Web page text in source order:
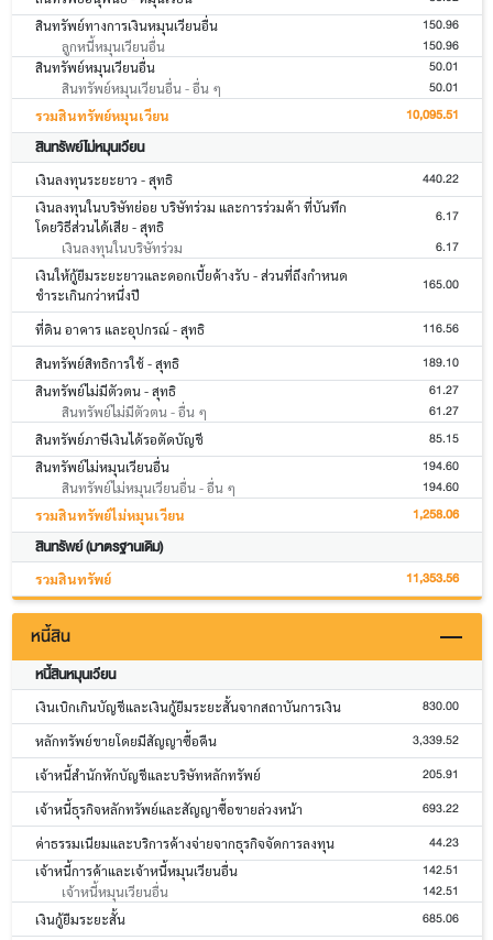
สินทรัพย์ทางการเงินหมุนเวียนอื่น 150.96
ลูกหนี้หมุนเวียนอื่น 150.96
สินทรัพย์หมุนเวียนอื่น 50.01
สินทรัพย์หมุนเวียนอื่น - อื่น ๆ 50.01
รวมสินทรัพย์หมุนเวียน 10,095.51
สินทรัพย์ไม่หมุนเวียน
เงินลงทุนระยะยาว - สุทธิ 440.22
เงินลงทุนในบริษัทย่อย บริษัทร่วม และการร่วมค้า ที่บันทึก
โดยวิธีส่วนได้เสีย - สุทธิ
6.17
เงินลงทุนในบริษัทร่วม 6.17
เงินให้กู้ยืมระยะยาวและดอกเบี้ยค้างรับ - ส่วนที่ถึงกำหนด
ชำระเกินกว่าหนึ่งปี
165.00
ที่ดิน อาคาร และอุปกรณ์ - สุทธิ 116.56
สินทรัพย์สิทธิการใช้ - สุทธิ 189.10
สินทรัพย์ไม่มีตัวตน - สุทธิ 61.27
สินทรัพย์ไม่มีตัวตน - อื่น ๆ 61.27
สินทรัพย์ภาษีเงินได้รอตัดบัญชี 85.15
สินทรัพย์ไม่หมุนเวียนอื่น 194.60
สินทรัพย์ไม่หมุนเวียนอื่น - อื่น ๆ 194.60
รวมสินทรัพย์ไม่หมุนเวียน 1,258.06
สินทรัพย์ (มาตรฐานเดิม)
รวมสินทรัพย์ 11,353.56
หนี้สิน
หนี้สินหมุนเวียน
เงินเบิกเกินบัญชีและเงินกู้ยืมระยะสั้นจากสถาบันการเงิน 830.00
หลักทรัพย์ขายโดยมีสัญญาซื้อคืน 3,339.52
เจ้าหนี้สำนักหักบัญชีและบริษัทหลักทรัพย์ 205.91
เจ้าหนี้ธุรกิจหลักทรัพย์และสัญญาซื้อขายล่วงหน้า 693.22
ค่าธรรมเนียมและบริการค้างจ่ายจากธุรกิจจัดการลงทุน 44.23
เจ้าหนี้การค้าและเจ้าหนี้หมุนเวียนอื่น 142.51
เจ้าหนี้หมุนเวียนอื่น 142.51
เงินกู้ยืมระยะสั้น 685.06